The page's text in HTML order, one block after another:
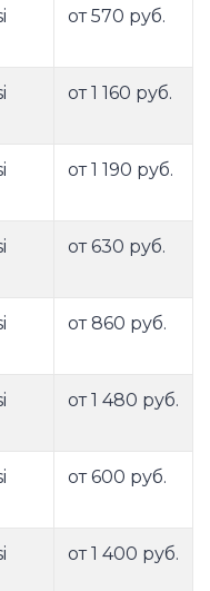
от 570 руб.
от 1 160 руб.
от 1 190 руб.
от 630 руб.
от 860 руб.
от 1 480 руб.
от 600 руб.
от 1 400 руб.